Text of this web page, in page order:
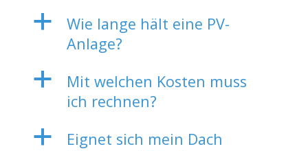
a
Wie lange hält eine PV-
Anlage?
a
Mit welchen Kosten muss
ich rechnen?
a
Eignet sich mein Dach